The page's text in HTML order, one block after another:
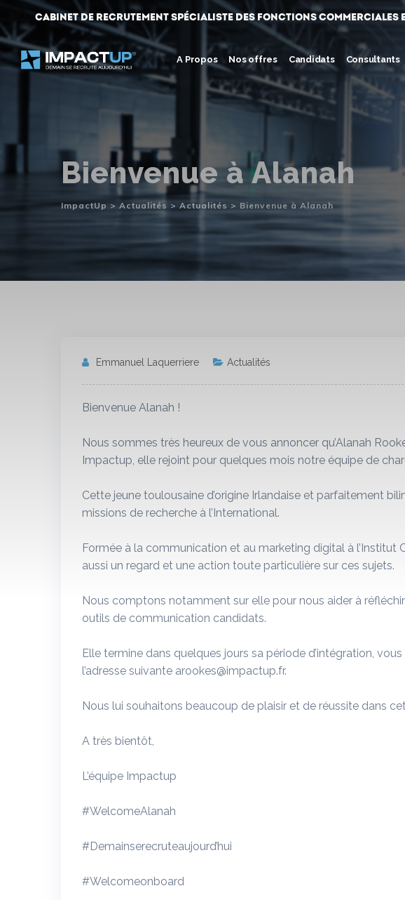
to
content
Cabinet de Recrutement spécialiste des fonctions commerciales
A Propos Nos offres Candidats Consultants
Bienvenue à Alanah
ImpactUp > Actualités > Actualités > Bienvenue à Alanah
Emmanuel Laquerriere Actualités
Bienvenue Alanah !
Nous sommes très heureux de vous annoncer qu’Alanah
Impactup, elle rejoint pour quelques mois notre équipe de
Cette jeune toulousaine d’origine Irlandaise et parfaitement
missions de recherche à l’International.
Formée à la communication et au marketing digital à l’Institut
aussi un regard et une action toute particulière sur ces sujets.
Nous comptons notamment sur elle pour nous aider à
outils de communication candidats.
Elle termine dans quelques jours sa période d’intégration,
l’adresse suivante arookes@impactup.fr.
Nous lui souhaitons beaucoup de plaisir et de réussite dans
A très bientôt,
L’équipe Impactup
#WelcomeAlanah
#Demainserecruteaujourd’hui
#Welcomeonboard